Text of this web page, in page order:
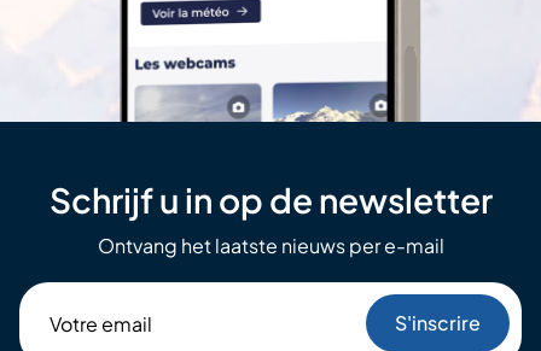
Schrijf u in op de newsletter
Ontvang het laatste nieuws per e-mail
email